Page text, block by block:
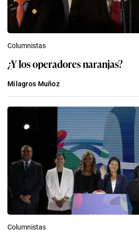
Columnistas
¿Y los operadores naranjas?
Milagros Muñoz
Columnistas